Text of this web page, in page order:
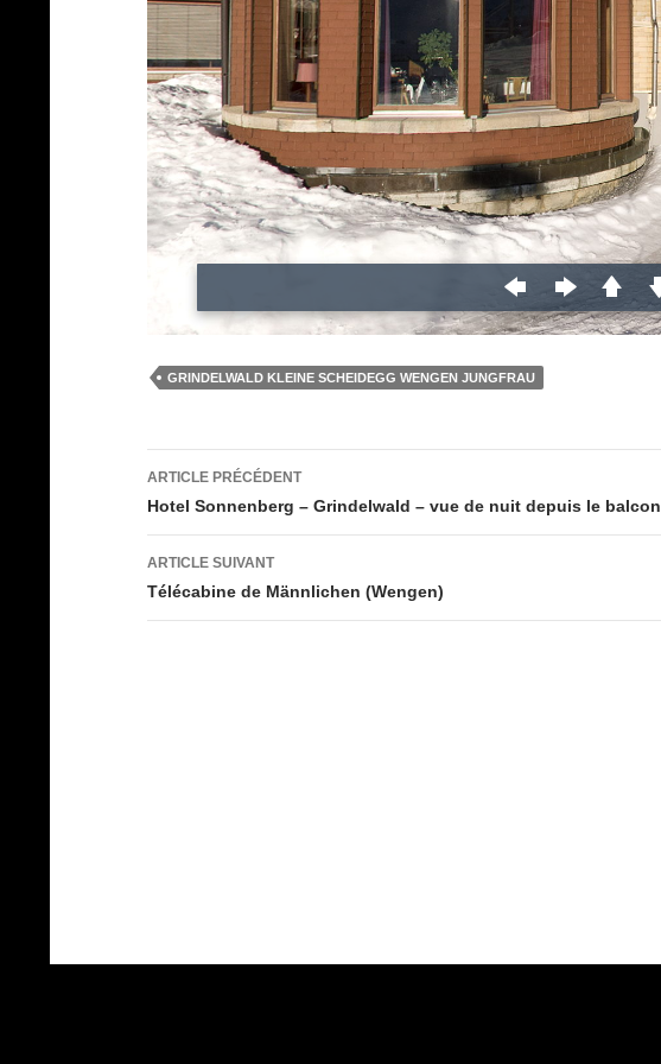
GRINDELWALD KLEINE SCHEIDEGG WENGEN JUNGFRAU
Navigation
des
articles
ARTICLE PRÉCÉDENT
Hotel Sonnenberg – Grindelwald – vue de nuit depuis le balcon
ARTICLE SUIVANT
Télécabine de Männlichen (Wengen)